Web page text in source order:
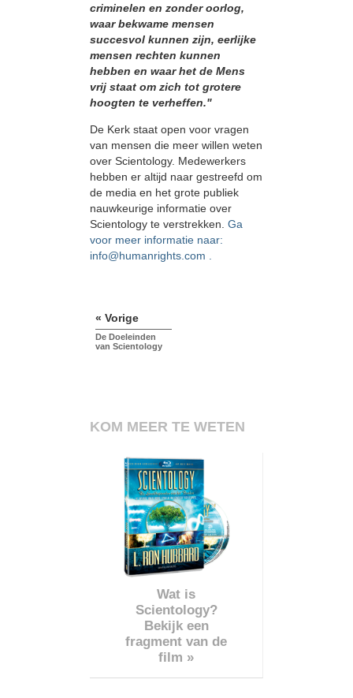
criminelen en zonder oorlog,
waar bekwame mensen
succesvol kunnen zijn, eerlijke
mensen rechten kunnen
hebben en waar het de Mens
vrij staat om zich tot grotere
hoogten te verheffen."
De Kerk staat open voor vragen
van mensen die meer willen weten
over Scientology. Medewerkers
hebben er altijd naar gestreefd om
de media en het grote publiek
nauwkeurige informatie over
Scientology te verstrekken. Ga
voor meer informatie naar:
info@humanrights.com .
« Vorige
De Doeleinden
van Scientology
KOM MEER TE WETEN
Wat is
Scientology?
Bekijk een
fragment van de
film »